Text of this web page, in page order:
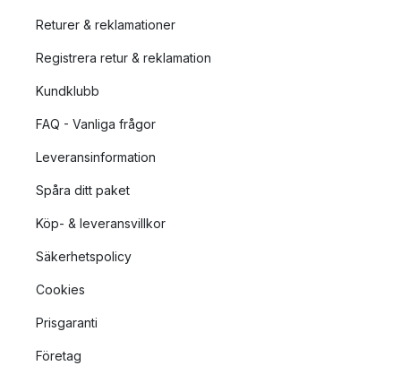
Returer & reklamationer
Registrera retur & reklamation
Kundklubb
FAQ - Vanliga frågor
Leveransinformation
Spåra ditt paket
Köp- & leveransvillkor
Säkerhetspolicy
Cookies
Prisgaranti
Företag